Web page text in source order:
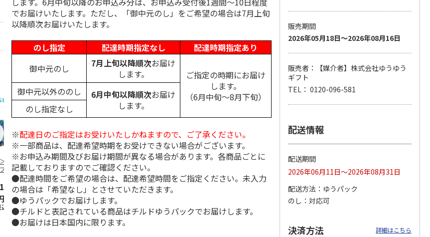
サントリ
レミア
ツ ５種セ
）
)
＜お中元＞アサヒ
アサヒビール５種セ
ットＡ
5.0（5）
3,750円
(送料・税込)
シュマッツ「ヴァイ
ツェン缶330ml＆へ
レス缶330ml」…
5.0（1）
9,580円
(送料・税込)
＜お中元＞ヱビス４
（中元期限定）
（4）
(送料・税込)
＜お中元＞サッポ
セットＡ
（7）
(送料・税込)
＜お中元＞アサヒ
スーパードライファ
ミリーセットＡ
4.6 （5）
3,750円
(送料・税込)
ーパードライ缶ビー
ルセット
でお届けいたします。ただし、「御中元のし」をご希望の場合は7月上旬
以降順次お届けいたします。
のし指定
配達時期指定なし
配達時期指定あり
御中元のし
7月上旬以降順次お届け
します。
ご指定の時期にお届け
します。
（6月中旬～8月下旬）
御中元以外ののし 6月中旬以降順次お届け
します。
のし指定なし
※配達日のご指定はお受けいたしかねますので、ご了承ください。
※一部商品は、配達希望時期をお受けできない場合がございます。
※お申込み期間及びお届け期間が異なる場合があります。各商品ごとに
記載しておりますのでご確認ください。
●配達時間をご希望の場合は、配達希望時間をご指定ください。未入力
の場合は「希望なし」とさせていただきます。
●ゆうパックでお届けします。
●チルドと表記されている商品はチルドゆうパックでお届けします。
●お届けは日本国内に限ります。
販売期間
2026年05月18日～2026年08月16日
販売者：【媒介者】株式会社ゆうゆう
ギフト
TEL： 0120-096-581
配送情報
配送期間
2026年06月11日～2026年08月31日
配送方法
ゆうパック
のし
対応可
決済方法 詳細はこちら